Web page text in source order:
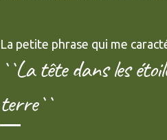
La petite phrase qui me
``La tête dans les
terre``